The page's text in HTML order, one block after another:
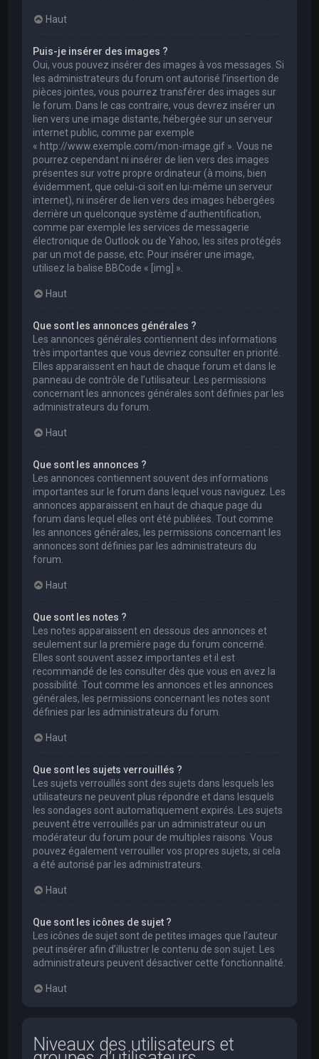
Haut
Puis-je insérer des images ?
Oui, vous pouvez insérer des images à vos messages. Si
les administrateurs du forum ont autorisé l’insertion de
pièces jointes, vous pourrez transférer des images sur
le forum. Dans le cas contraire, vous devrez insérer un
lien vers une image distante, hébergée sur un serveur
internet public, comme par exemple
« http://www.exemple.com/mon-image.gif ». Vous ne
pourrez cependant ni insérer de lien vers des images
présentes sur votre propre ordinateur (à moins, bien
évidemment, que celui-ci soit en lui-même un serveur
internet), ni insérer de lien vers des images hébergées
derrière un quelconque système d’authentification,
comme par exemple les services de messagerie
électronique de Outlook ou de Yahoo, les sites protégés
par un mot de passe, etc. Pour insérer une image,
utilisez la balise BBCode « [img] ».
Haut
Que sont les annonces générales ?
Les annonces générales contiennent des informations
très importantes que vous devriez consulter en priorité.
Elles apparaissent en haut de chaque forum et dans le
panneau de contrôle de l’utilisateur. Les permissions
concernant les annonces générales sont définies par les
administrateurs du forum.
Haut
Que sont les annonces ?
Les annonces contiennent souvent des informations
importantes sur le forum dans lequel vous naviguez. Les
annonces apparaissent en haut de chaque page du
forum dans lequel elles ont été publiées. Tout comme
les annonces générales, les permissions concernant les
annonces sont définies par les administrateurs du
forum.
Haut
Que sont les notes ?
Les notes apparaissent en dessous des annonces et
seulement sur la première page du forum concerné.
Elles sont souvent assez importantes et il est
recommandé de les consulter dès que vous en avez la
possibilité. Tout comme les annonces et les annonces
générales, les permissions concernant les notes sont
définies par les administrateurs du forum.
Haut
Que sont les sujets verrouillés ?
Les sujets verrouillés sont des sujets dans lesquels les
utilisateurs ne peuvent plus répondre et dans lesquels
les sondages sont automatiquement expirés. Les sujets
peuvent être verrouillés par un administrateur ou un
modérateur du forum pour de multiples raisons. Vous
pouvez également verrouiller vos propres sujets, si cela
a été autorisé par les administrateurs.
Haut
Que sont les icônes de sujet ?
Les icônes de sujet sont de petites images que l’auteur
peut insérer afin d’illustrer le contenu de son sujet. Les
administrateurs peuvent désactiver cette fonctionnalité.
Haut
Niveaux des utilisateurs et